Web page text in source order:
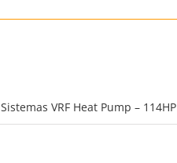
Sistemas VRF Heat Pump – 114HP